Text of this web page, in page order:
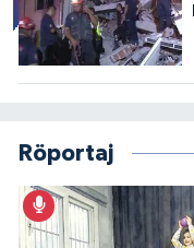
Röportaj